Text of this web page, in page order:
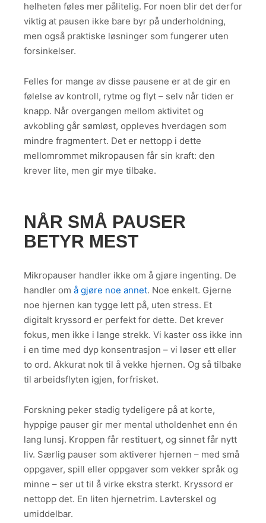
helheten føles mer pålitelig. For noen blir det derfor
viktig at pausen ikke bare byr på underholdning,
men også praktiske løsninger som fungerer uten
forsinkelser.
Felles for mange av disse pausene er at de gir en
følelse av kontroll, rytme og flyt – selv når tiden er
knapp. Når overgangen mellom aktivitet og
avkobling går sømløst, oppleves hverdagen som
mindre fragmentert. Det er nettopp i dette
mellomrommet mikropausen får sin kraft: den
krever lite, men gir mye tilbake.
NÅR SMÅ PAUSER
BETYR MEST
Mikropauser handler ikke om å gjøre ingenting. De
handler om å gjøre noe annet. Noe enkelt. Gjerne
noe hjernen kan tygge lett på, uten stress. Et
digitalt kryssord er perfekt for dette. Det krever
fokus, men ikke i lange strekk. Vi kaster oss ikke inn
i en time med dyp konsentrasjon – vi løser ett eller
to ord. Akkurat nok til å vekke hjernen. Og så tilbake
til arbeidsflyten igjen, forfrisket.
Forskning peker stadig tydeligere på at korte,
hyppige pauser gir mer mental utholdenhet enn én
lang lunsj. Kroppen får restituert, og sinnet får nytt
liv. Særlig pauser som aktiverer hjernen – med små
oppgaver, spill eller oppgaver som vekker språk og
minne – ser ut til å virke ekstra sterkt. Kryssord er
nettopp det. En liten hjernetrim. Lavterskel og
umiddelbar.